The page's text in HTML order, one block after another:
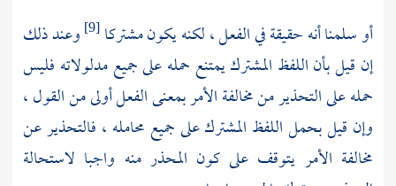
أو سلمنا أنه حقيقة في الفعل ، لكنه يكون مشتركا [9]
وعند ذلك
إن قيل بأن اللفظ المشترك يمتنع حمله على جميع مدلولاته فليس
حمله على التحذير من مخالفة الأمر بمعنى الفعل أولى من القول ،
وإن قيل بحمل اللفظ المشترك على جميع محامله ، فالتحذير عن
مخالفة الأمر يتوقف على كون المحذر منه واجبا لاستحالة